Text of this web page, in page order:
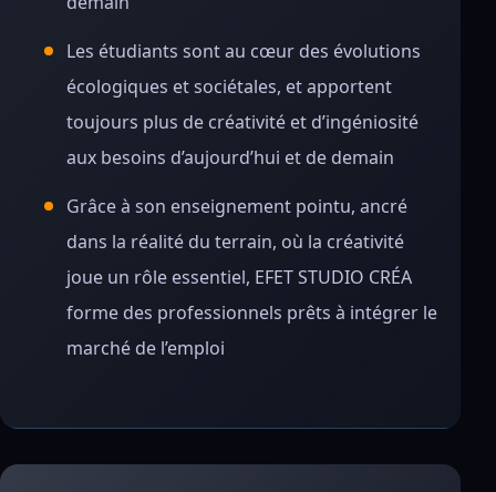
Les étudiants sont au cœur des évolutions
écologiques et sociétales, et apportent
toujours plus de créativité et d’ingéniosité
aux besoins d’aujourd’hui et de demain
Grâce à son enseignement pointu, ancré
dans la réalité du terrain, où la créativité
joue un rôle essentiel, EFET STUDIO CRÉA
forme des professionnels prêts à intégrer le
marché de l’emploi